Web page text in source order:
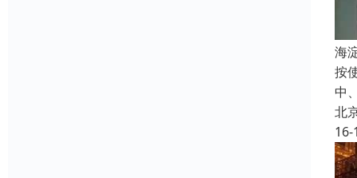
海
按
中
北
16-